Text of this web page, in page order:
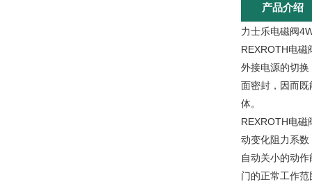
产品介绍
力士乐电磁阀
REXROTH电磁
外接电源的切
面密封，因而
体。
REXROTH电磁
动变化阻力系
自动关小的动
门的正常工作